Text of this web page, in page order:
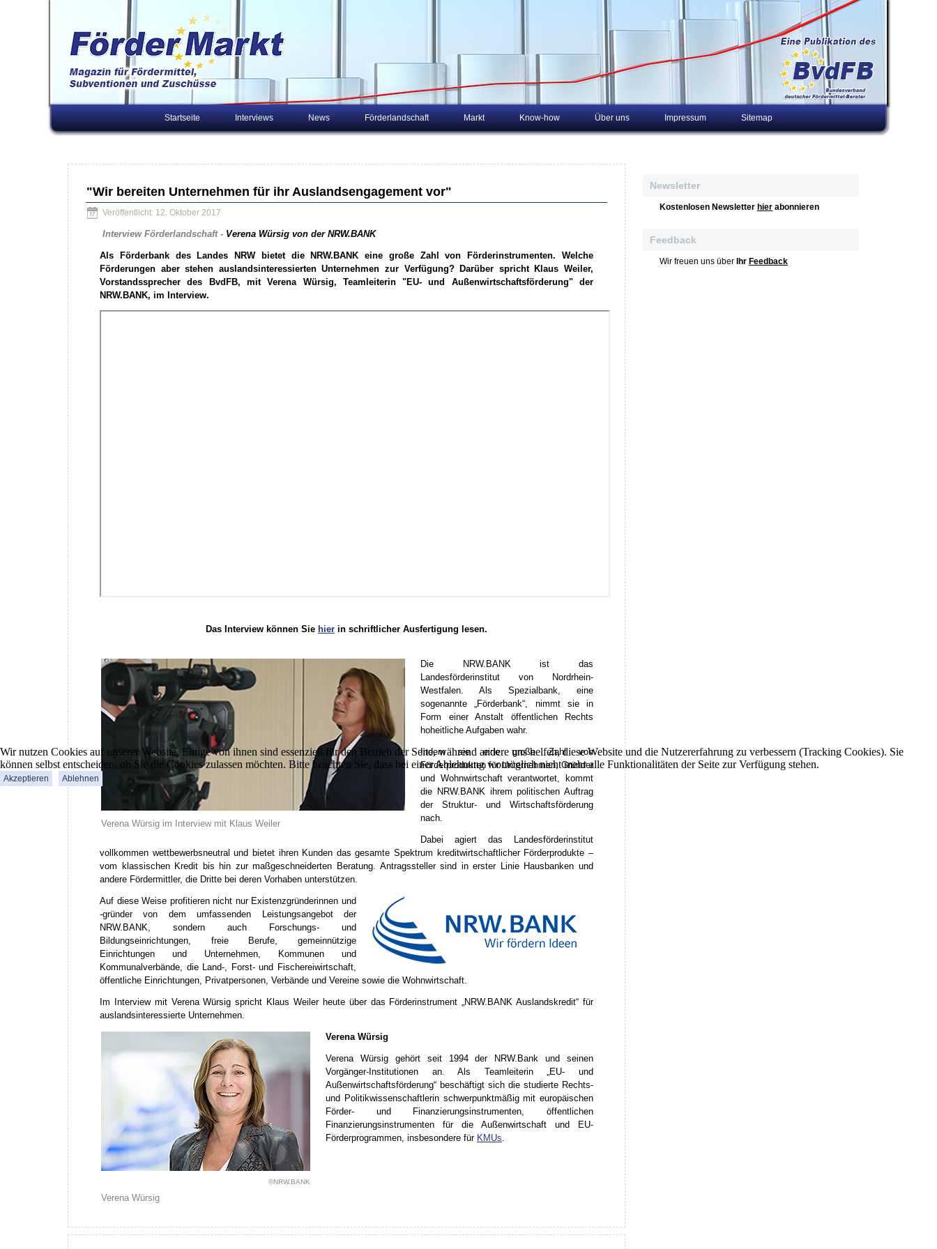
Startseite Interviews News Förderlandschaft Markt Know-how Über uns Impressum Sitemap
"Wir bereiten Unternehmen für ihr Auslandsengagement vor"
Veröffentlicht: 12. Oktober 2017
Interview Förderlandschaft - Verena Würsig von der NRW.BANK
Als Förderbank des Landes NRW bietet die NRW.BANK eine große Zahl von Förderinstrumenten. Welche
Förderungen aber stehen auslandsinteressierten Unternehmen zur Verfügung? Darüber spricht Klaus Weiler,
Vorstandssprecher des BvdFB, mit Verena Würsig, Teamleiterin "EU- und Außenwirtschaftsförderung" der
NRW.BANK, im Interview.
Das Interview können Sie hier in schriftlicher Ausfertigung lesen.
Verena Würsig im Interview mit Klaus Weiler
Die NRW.BANK ist das
Landesförderinstitut von Nordrhein-
Westfalen. Als Spezialbank, eine
sogenannte „Förderbank“, nimmt sie in
Form einer Anstalt öffentlichen Rechts
hoheitliche Aufgaben wahr.
Indem sie eine große Zahl von
Förderprodukten für Unternehmen, Gründer
und Wohnwirtschaft verantwortet, kommt
die NRW.BANK ihrem politischen Auftrag
der Struktur- und Wirtschaftsförderung
nach.
Dabei agiert das Landesförderinstitut
vollkommen wettbewerbsneutral und bietet ihren Kunden das gesamte Spektrum kreditwirtschaftlicher Förderprodukte –
vom klassischen Kredit bis hin zur maßgeschneiderten Beratung. Antragssteller sind in erster Linie Hausbanken und
andere Fördermittler, die Dritte bei deren Vorhaben unterstützen.
Auf diese Weise profitieren nicht nur Existenzgründerinnen und
-gründer von dem umfassenden Leistungsangebot der
NRW.BANK, sondern auch Forschungs- und
Bildungseinrichtungen, freie Berufe, gemeinnützige
Einrichtungen und Unternehmen, Kommunen und
Kommunalverbände, die Land-, Forst- und Fischereiwirtschaft,
öffentliche Einrichtungen, Privatpersonen, Verbände und Vereine sowie die Wohnwirtschaft.
Im Interview mit Verena Würsig spricht Klaus Weiler heute über das Förderinstrument „NRW.BANK Auslandskredit“ für
auslandsinteressierte Unternehmen.
©NRW.BANK
Verena Würsig
Verena Würsig
Verena Würsig gehört seit 1994 der NRW.Bank und seinen
Vorgänger-Institutionen an. Als Teamleiterin „EU- und
Außenwirtschaftsförderung“ beschäftigt sich die studierte Rechts-
und Politikwissenschaftlerin schwerpunktmäßig mit europäischen
Förder- und Finanzierungsinstrumenten, öffentlichen
Finanzierungsinstrumenten für die Außenwirtschaft und EU-
Förderprogrammen, insbesondere für KMUs.
Newsletter
Kostenlosen Newsletter hier abonnieren
Feedback
Wir freuen uns über Ihr Feedback
Wir nutzen Cookies auf unserer Website. Einige von ihnen sind essenziell für den Betrieb der Seite, während andere uns helfen, diese Website und die Nutzererfahrung zu verbessern (Tracking Cookies). Sie
können selbst entscheiden, ob Sie die Cookies zulassen möchten. Bitte beachten Sie, dass bei einer Ablehnung womöglich nicht mehr alle Funktionalitäten der Seite zur Verfügung stehen.
Akzeptieren Ablehnen